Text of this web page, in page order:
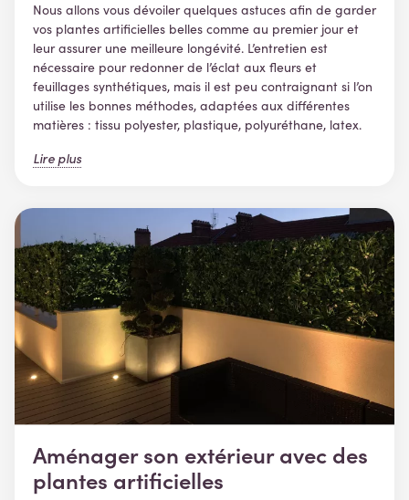
Nous allons vous dévoiler quelques astuces afin de garder
vos plantes artificielles belles comme au premier jour et
leur assurer une meilleure longévité. L’entretien est
nécessaire pour redonner de l’éclat aux fleurs et
feuillages synthétiques, mais il est peu contraignant si l’on
utilise les bonnes méthodes, adaptées aux différentes
matières : tissu polyester, plastique, polyuréthane, latex.
Lire plus
Aménager son extérieur avec des
plantes artificielles